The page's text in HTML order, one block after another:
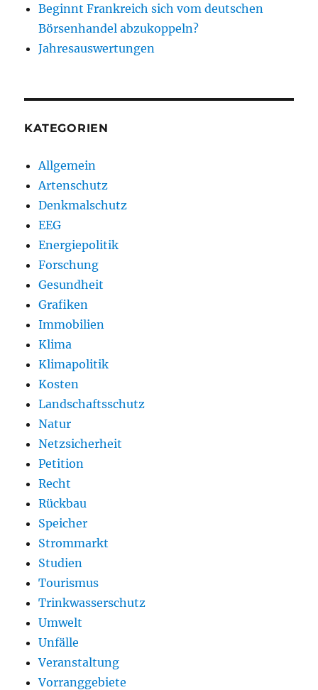
Beginnt Frankreich sich vom deutschen
Börsenhandel abzukoppeln?
Jahresauswertungen
KATEGORIEN
Allgemein
Artenschutz
Denkmalschutz
EEG
Energiepolitik
Forschung
Gesundheit
Grafiken
Immobilien
Klima
Klimapolitik
Kosten
Landschaftsschutz
Natur
Netzsicherheit
Petition
Recht
Rückbau
Speicher
Strommarkt
Studien
Tourismus
Trinkwasserschutz
Umwelt
Unfälle
Veranstaltung
Vorranggebiete